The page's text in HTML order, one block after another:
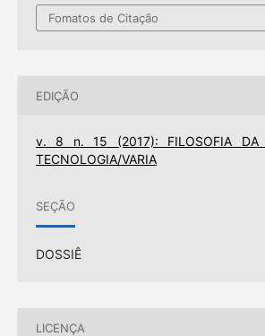
Fomatos de Citação
EDIÇÃO
v. 8 n. 15 (2017): FILOSOFIA DA
TECNOLOGIA/VARIA
SEÇÃO
DOSSIÊ
LICENÇA